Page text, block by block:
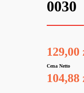
0030
129,00
Cena Netto
104,88